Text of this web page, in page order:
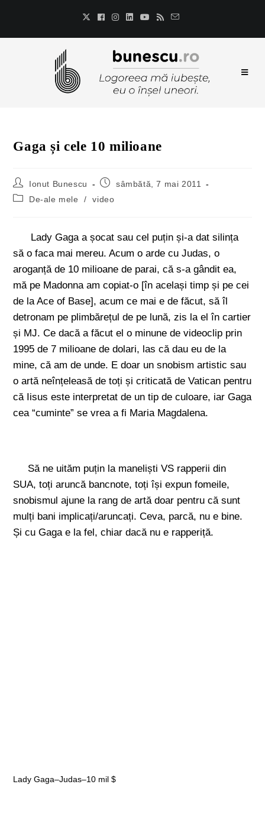
Gaga și cele 10 milioane
Ionut Bunescu
sâmbătă, 7 mai 2011
De-ale mele
/ video
Lady Gaga a șocat sau cel puțin și-a dat silința
să o faca mai mereu. Acum o arde cu Judas, o
aroganță de 10 milioane de parai, că s-a gândit ea,
mă pe Madonna am copiat-o [în același timp și pe cei
de la Ace of Base], acum ce mai e de făcut, să îl
detronam pe plimbărețul de pe lună, zis la el în cartier
și MJ. Ce dacă a făcut el o minune de videoclip prin
1995 de 7 milioane de dolari, las că dau eu de la
mine, că am de unde. E doar un snobism artistic sau
o artă neînțeleasă de toți și criticată de Vatican pentru
că Iisus este interpretat de un tip de culoare, iar Gaga
cea “cuminte” se vrea a fi Maria Magdalena.
Să ne uităm puțin la maneliști VS rapperii din
SUA, toți aruncă bancnote, toți își expun fomeile,
snobismul ajune la rang de artă doar pentru că sunt
mulți bani implicați/aruncați. Ceva, parcă, nu e bine.
Și cu Gaga e la fel, chiar dacă nu e rapperiță.
Lady Gaga–Judas–10 mil $